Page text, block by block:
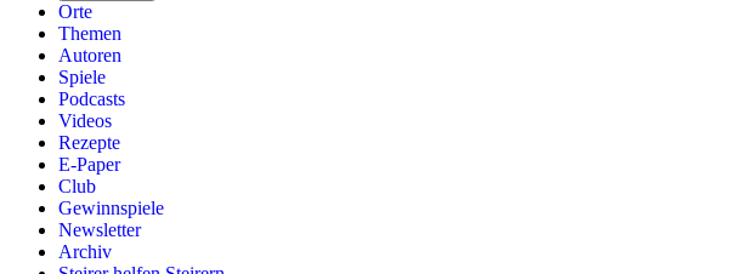
Orte
Themen
Autoren
Spiele
Podcasts
Videos
Rezepte
E-Paper
Club
Gewinnspiele
Newsletter
Archiv